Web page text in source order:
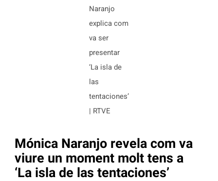
Naranjo
explica com
va ser
presentar
‘La isla de
las
tentaciones’
| RTVE
Mónica Naranjo revela com va
viure un moment molt tens a
‘La isla de las tentaciones’